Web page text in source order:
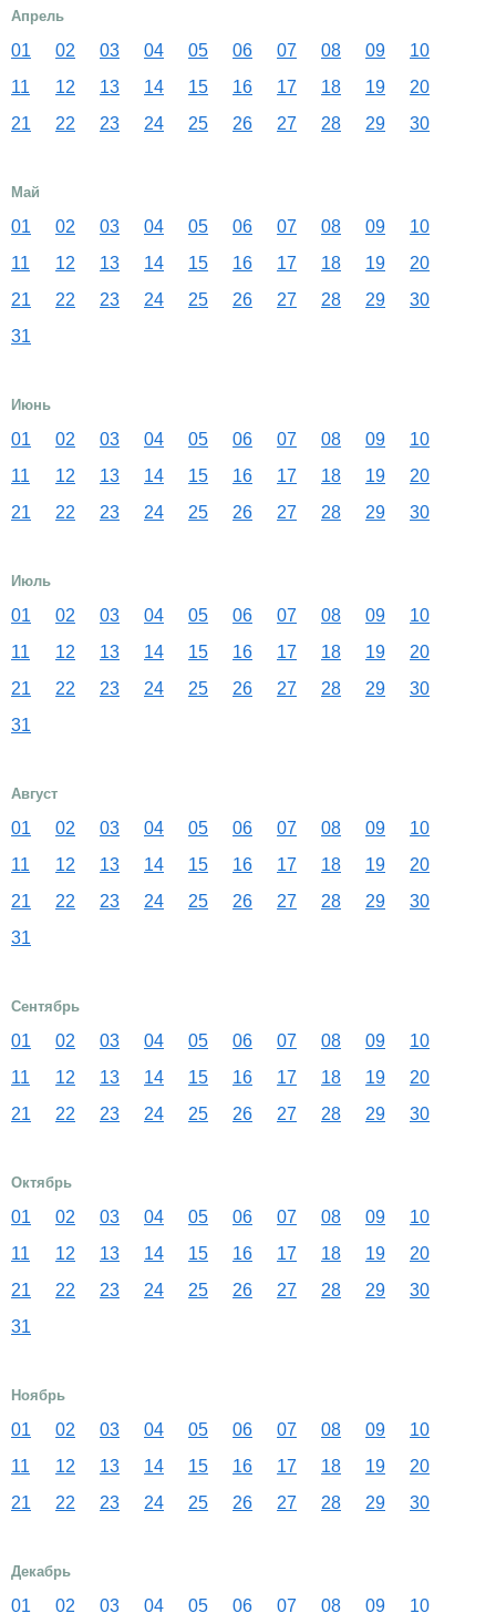
Апрель
01 02 03 04 05 06 07 08 09
10
11
12 13 14 15 16 17 18 19
20
21
22 23 24 25 26 27 28 29 30
Май
01 02 03 04 05 06 07 08 09
10
11
12 13 14 15 16 17 18 19
20
21
22 23 24 25 26 27 28 29
30
31
Июнь
01 02 03 04 05 06 07 08 09
10
11
12 13 14 15 16 17 18 19
20
21
22 23 24 25 26 27 28 29 30
Июль
01 02 03 04 05 06 07 08 09
10
11
12 13 14 15 16 17 18 19
20
21
22 23 24 25 26 27 28 29
30
31
Август
01 02 03 04 05 06 07 08 09
10
11
12 13 14 15 16 17 18 19
20
21
22 23 24 25 26 27 28 29
30
31
Сентябрь
01 02 03 04 05 06 07 08 09
10
11
12 13 14 15 16 17 18 19
20
21
22 23 24 25 26 27 28 29 30
Октябрь
01 02 03 04 05 06 07 08 09
10
11
12 13 14 15 16 17 18 19
20
21
22 23 24 25 26 27 28 29
30
31
Ноябрь
01 02 03 04 05 06 07 08 09
10
11
12 13 14 15 16 17 18 19
20
21
22 23 24 25 26 27 28 29 30
Декабрь
01 02 03 04 05 06 07 08 09 10